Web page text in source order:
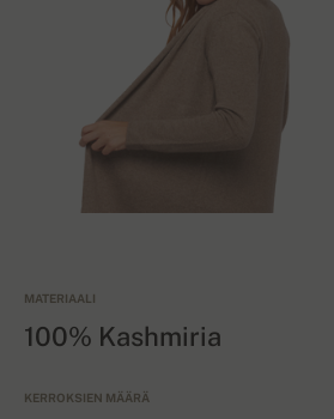
MATERIAALI
100% Kashmiria
KERROKSIEN MÄÄRÄ